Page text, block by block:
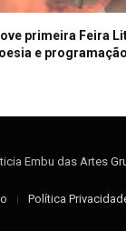
primeira Feira
e
Embu das Artes
Política